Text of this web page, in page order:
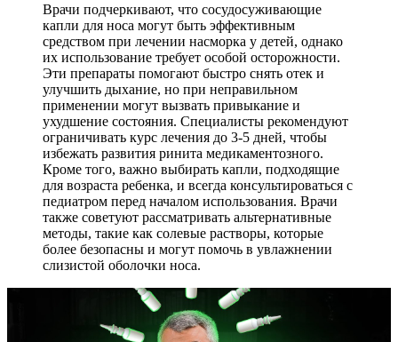
Врачи подчеркивают, что сосудосуживающие
капли для носа могут быть эффективным
средством при лечении насморка у детей, однако
их использование требует особой осторожности.
Эти препараты помогают быстро снять отек и
улучшить дыхание, но при неправильном
применении могут вызвать привыкание и
ухудшение состояния. Специалисты рекомендуют
ограничивать курс лечения до 3-5 дней, чтобы
избежать развития ринита медикаментозного.
Кроме того, важно выбирать капли, подходящие
для возраста ребенка, и всегда консультироваться с
педиатром перед началом использования. Врачи
также советуют рассматривать альтернативные
методы, такие как солевые растворы, которые
более безопасны и могут помочь в увлажнении
слизистой оболочки носа.